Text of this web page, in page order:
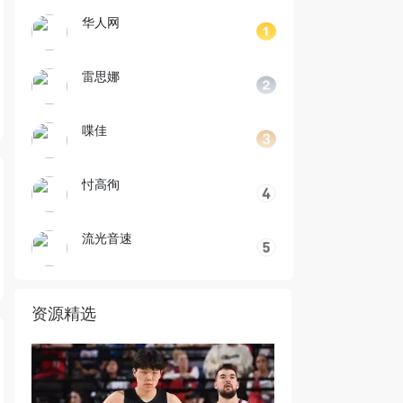
华人网
雷思娜
喋佳
忖高徇
流光音速
资源精选